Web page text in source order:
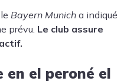
Bayern Munich a indiqué
prévu. Le club assure
en el peroné el